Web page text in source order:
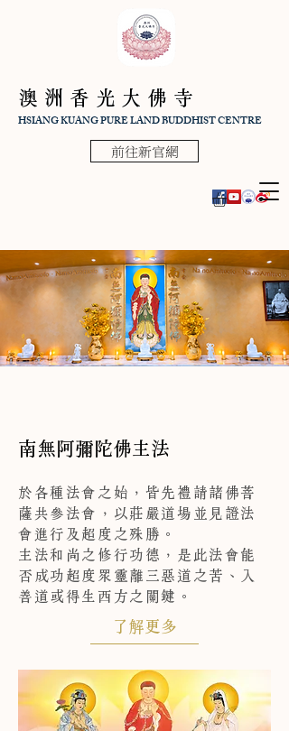
澳洲香光大佛寺
HSIANG KUANG PURE LAND BUDDHIST CENTRE
前往新官網
南無阿彌陀佛主法
於各種法會之始，皆先禮請諸佛菩
薩共參法會，以莊嚴道場並見證法
會進行及超度之殊勝。
主法和尚之修行功德，是此法會能
否成功超度眾靈離三惡道之苦、入
善道或得生西方之關鍵。
了解更多